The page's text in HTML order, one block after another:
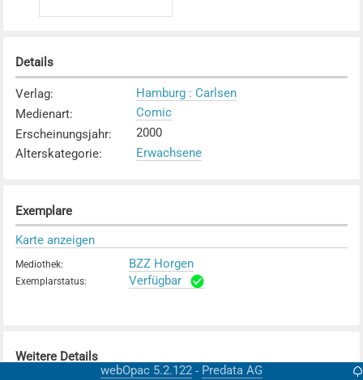
Details
Verlag:
Hamburg : Carlsen
Medienart:
Comic
Erscheinungsjahr:
2000
Alterskategorie: Erwachsene
Exemplare
Karte anzeigen
Mediothek: BZZ Horgen
Exemplarstatus: Verfügbar
Weitere Details
webOpac 5.2.122 - Predata AG